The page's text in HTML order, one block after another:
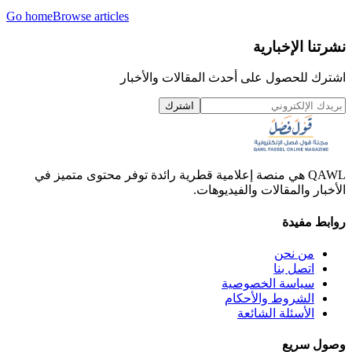
Go homeBrowse articles
نشرتنا الإخبارية
اشترك للحصول على أحدث المقالات والأخبار
اشترك
QAWL هي منصة إعلامية قطرية رائدة توفر محتوى متميز في
الأخبار والمقالات والفيديوهات.
روابط مفيدة
من نحن
اتصل بنا
سياسة الخصوصية
الشروط والأحكام
الأسئلة الشائعة
وصول سريع